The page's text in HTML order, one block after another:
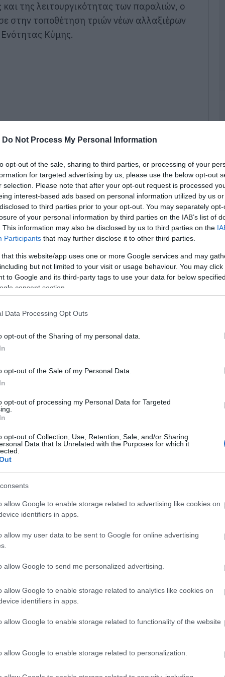
Do Not Process My Personal Information
opt-out of the sale, sharing to third parties, or processing of your
for targeted advertising by us, please use the below opt-out
selection. Please note that after your opt-out request is processed
interest-based ads based on personal information utilized by us
to third parties prior to your opt-out. You may separately
of your personal information by third parties on the IAB’s list of
This information may also be disclosed by us to third parties on the
Participants that may further disclose it to other third parties.
that this website/app uses one or more Google services and may
but not limited to your visit or usage behaviour. You may
to Google and its third-party tags to use your data for below
consent section.
Data Processing Opt Outs
opt-out of the Sharing of my personal data.
opt-out of the Sale of my Personal Data.
opt-out of processing my Personal Data for Targeted
opt-out of Collection, Use, Retention, Sale, and/or Sharing
Data that Is Unrelated with the Purposes for which it
allow Google to enable storage related to advertising like cookies on
identifiers in apps.
allow my user data to be sent to Google for online advertising
allow Google to send me personalized advertising.
allow Google to enable storage related to analytics like cookies on
identifiers in apps.
allow Google to enable storage related to functionality of the website
allow Google to enable storage related to personalization.
της λειτουργικότητας των παραλιών, ο
στην τοποθέτηση τριών νέων αλλαξιέρων
Κύμης.
συνδρομή της Τεχνικής Υπηρεσίας και του
Γεωργίου, στο πλαίσιο της συνεχούς
υποδομών.
της περιοχής
τοποθετήθηκαν στις εξής παραλίες:
ήδη η υπάρχουσα υποδομή, με
στο άμεσο μέλλον.
μία νέα αλλαξιέρα, βελτιώνοντας
τοποθετήθηκε νέα αλλαξιέρα, με
των επισκεπτών
παρεμβάσεις αυτές εντάσσονται σε έναν
ακτών της περιοχής, με έμφαση στην
την εξυπηρέτηση των πολιτών και
ακτές
καθημερινά αποτέλεσμα που
χαρακτηριστικά, ενώ τονίζεται ότι η
στην τύχη της, αλλά διαμορφώνεται με